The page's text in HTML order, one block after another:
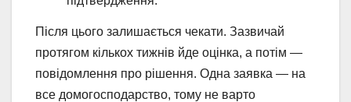
Після цього залишається чекати. Зазвичай
протягом кількох тижнів йде оцінка, а потім —
повідомлення про рішення. Одна заявка — на
все домогосподарство, тому не варто